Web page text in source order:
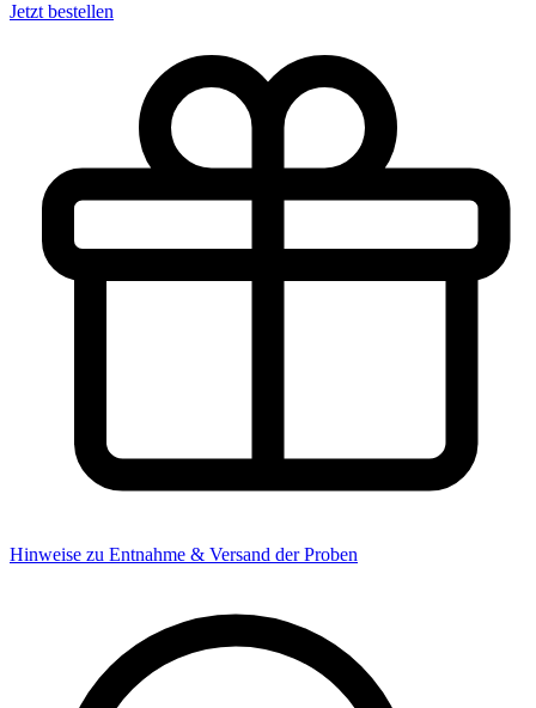
Jetzt bestellen
Hinweise zu Entnahme & Versand der Proben